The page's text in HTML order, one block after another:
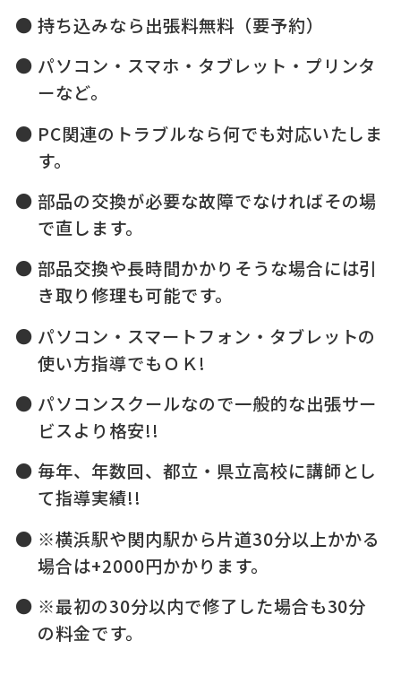
持ち込みなら出張料無料（要予約）
パソコン・スマホ・タブレット・プリンタ
ーなど。
PC関連のトラブルなら何でも対応いたしま
す。
部品の交換が必要な故障でなければその場
で直します。
部品交換や長時間かかりそうな場合には引
き取り修理も可能です。
パソコン・スマートフォン・タブレットの
使い方指導でもＯＫ!
パソコンスクールなので一般的な出張サー
ビスより格安!!
毎年、年数回、都立・県立高校に講師とし
て指導実績!!
※横浜駅や関内駅から片道30分以上かかる
場合は+2000円かかります。
※最初の30分以内で修了した場合も30分
の料金です。